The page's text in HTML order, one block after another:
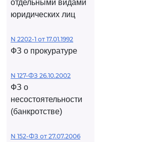
отдельными видами
юридических лиц
N 2202-1 от 17.01.1992
ФЗ о прокуратуре
N 127-ФЗ 26.10.2002
ФЗ о
несостоятельности
(банкротстве)
N 152-ФЗ от 27.07.2006